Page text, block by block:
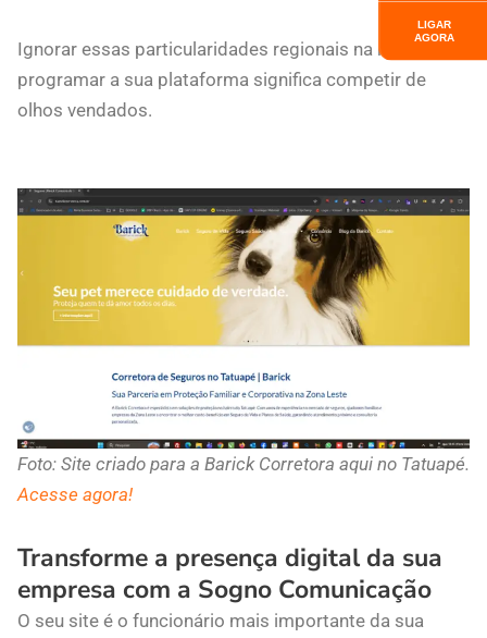
Ignorar essas particularidades regionais na hora de
programar a sua plataforma significa competir de
olhos vendados.
Foto: Site criado para a Barick Corretora aqui no Tatuapé.
Acesse agora!
Transforme a presença digital da sua
empresa com a Sogno Comunicação
O seu site é o funcionário mais importante da sua
LIGAR
AGORA